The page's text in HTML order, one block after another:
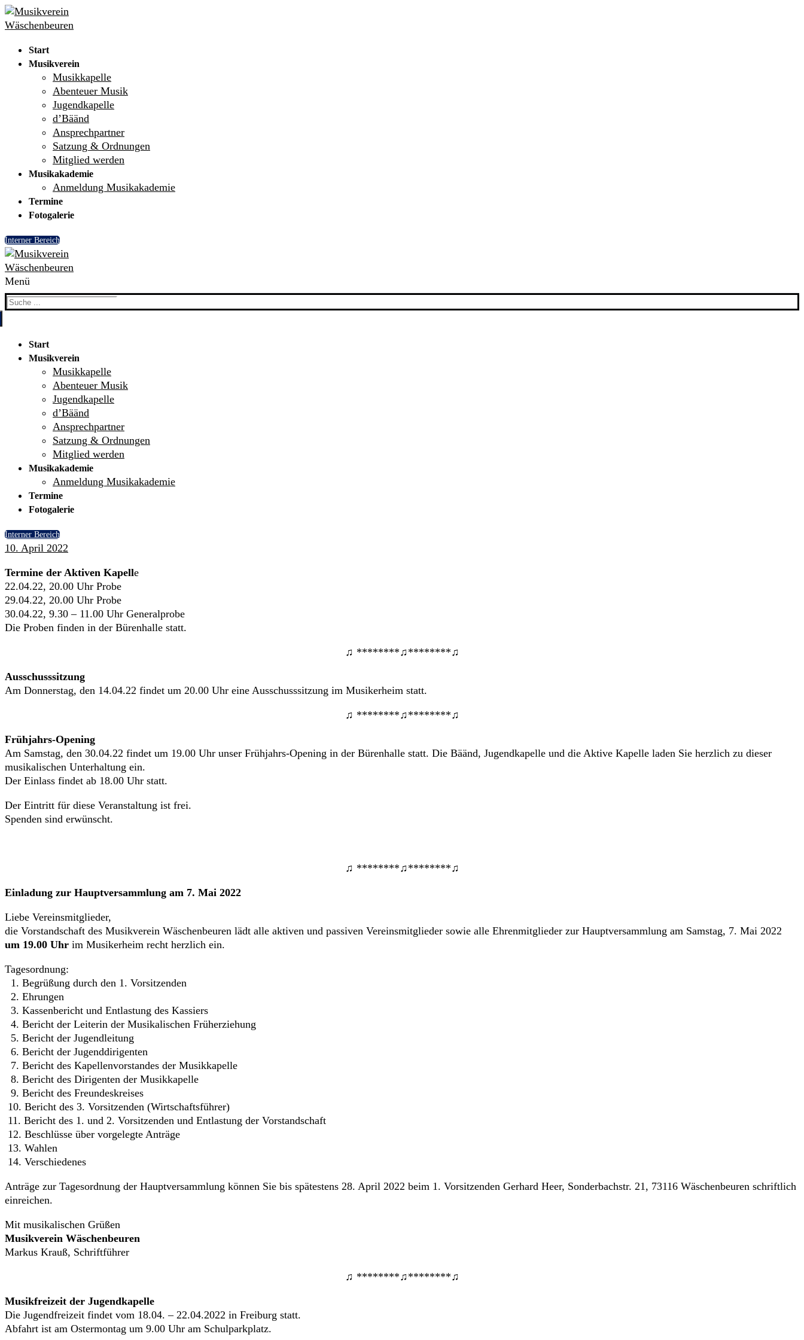
Skip
to
Menu
Close
Start
Musikverein
Musikkapelle
Abenteuer Musik
Jugendkapelle
d’Bäänd
Ansprechpartner
Satzung & Ordnungen
Mitglied werden
Musikakademie
Anmeldung Musikakademie
Termine
Fotogalerie
Interner Bereich
Menü
Search
Start
Musikverein
Musikkapelle
Abenteuer Musik
Jugendkapelle
d’Bäänd
Ansprechpartner
Satzung & Ordnungen
Mitglied werden
Musikakademie
Anmeldung Musikakademie
Termine
Fotogalerie
Interner Bereich
10. April 2022
Termine der Aktiven Kapelle
22.04.22, 20.00 Uhr Probe
29.04.22, 20.00 Uhr Probe
30.04.22, 9.30 – 11.00 Uhr Generalprobe
Die Proben finden in der Bürenhalle statt.
♫ ********♫********♫
Ausschusssitzung
Am Donnerstag, den 14.04.22 findet um 20.00 Uhr eine Ausschusssitzung im Musikerheim statt.
♫ ********♫********♫
Frühjahrs-Opening
Am Samstag, den 30.04.22 findet um 19.00 Uhr unser Frühjahrs-Opening in der Bürenhalle statt. Die Bäänd, Jugendkapelle und die Aktive Kapelle laden Sie herzlich zu dieser
musikalischen Unterhaltung ein.
Der Einlass findet ab 18.00 Uhr statt.
Der Eintritt für diese Veranstaltung ist frei.
Spenden sind erwünscht.
♫ ********♫********♫
Einladung zur Hauptversammlung am 7. Mai 2022
Liebe Vereinsmitglieder,
die Vorstandschaft des Musikverein Wäschenbeuren lädt alle aktiven und passiven Vereinsmitglieder sowie alle Ehrenmitglieder zur Hauptversammlung am Samstag, 7. Mai 2022
um 19.00 Uhr im Musikerheim recht herzlich ein.
Tagesordnung:
1. Begrüßung durch den 1. Vorsitzenden
2. Ehrungen
3. Kassenbericht und Entlastung des Kassiers
4. Bericht der Leiterin der Musikalischen Früherziehung
5. Bericht der Jugendleitung
6. Bericht der Jugenddirigenten
7. Bericht des Kapellenvorstandes der Musikkapelle
8. Bericht des Dirigenten der Musikkapelle
9. Bericht des Freundeskreises
10. Bericht des 3. Vorsitzenden (Wirtschaftsführer)
11. Bericht des 1. und 2. Vorsitzenden und Entlastung der Vorstandschaft
12. Beschlüsse über vorgelegte Anträge
13. Wahlen
14. Verschiedenes
Anträge zur Tagesordnung der Hauptversammlung können Sie bis spätestens 28. April 2022 beim 1. Vorsitzenden Gerhard Heer, Sonderbachstr. 21, 73116 Wäschenbeuren schriftlich
einreichen.
Mit musikalischen Grüßen
Musikverein Wäschenbeuren
Markus Krauß, Schriftführer
♫ ********♫********♫
Musikfreizeit der Jugendkapelle
Die Jugendfreizeit findet vom 18.04. – 22.04.2022 in Freiburg statt.
Abfahrt ist am Ostermontag um 9.00 Uhr am Schulparkplatz.